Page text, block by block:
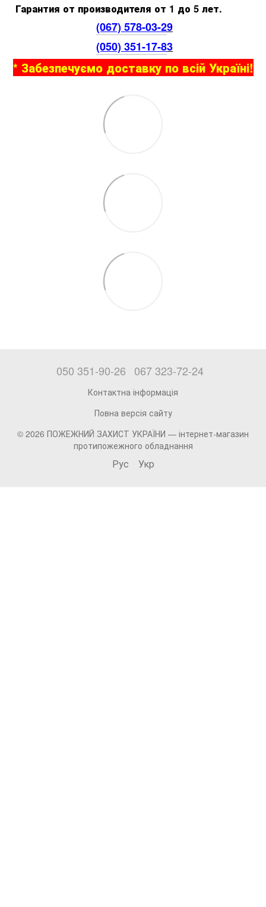
Гарантия от производителя от 1 до 5 лет.
(067) 578-03-29
(050) 351-17-83
* Забезпечуємо доставку по всій Україні!
050 351-90-26 067 323-72-24
Контактна інформація
Повна версія сайту
© 2026 ПОЖЕЖНИЙ ЗАХИСТ УКРАЇНИ — інтернет-магазин
протипожежного обладнання
Рус Укр